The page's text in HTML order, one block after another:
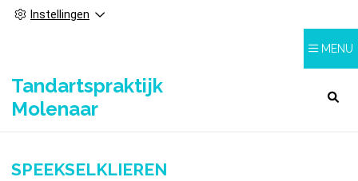
Instellingen
Tandartspraktijk
Molenaar
MENU
SPEEKSELKLIEREN